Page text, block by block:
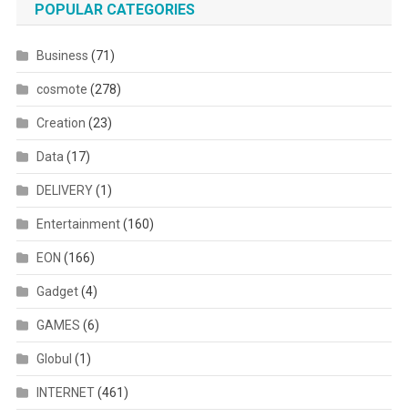
POPULAR CATEGORIES
Business (71)
cosmote (278)
Creation (23)
Data(17)
DELIVERY(1)
Entertainment(160)
EON (166)
Gadget(4)
GAMES (6)
Globul (1)
INTERNET(461)